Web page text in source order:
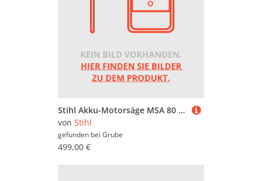
Stihl Akku-Motorsäge MSA 80 C-B Set mit AK 30 S und AL 101
von Stihl
gefunden bei Grube
499,00 €